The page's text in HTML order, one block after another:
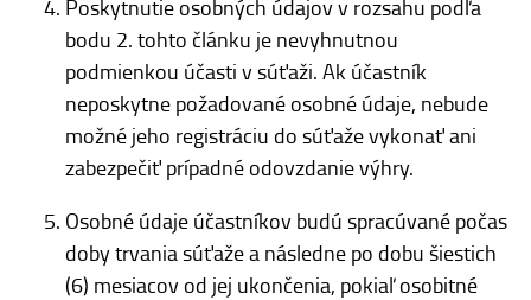
Poskytnutie osobných údajov v rozsahu podľa
bodu 2. tohto článku je nevyhnutnou
podmienkou účasti v súťaži. Ak účastník
neposkytne požadované osobné údaje, nebude
možné jeho registráciu do súťaže vykonať ani
zabezpečiť prípadné odovzdanie výhry.
Osobné údaje účastníkov budú spracúvané počas
doby trvania súťaže a následne po dobu šiestich
(6) mesiacov od jej ukončenia, pokiaľ osobitné